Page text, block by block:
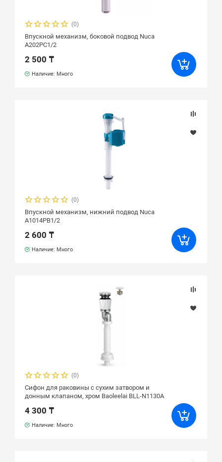
(0)
Впускной механизм, боковой подвод Nuca
A202PC1/2
2 500 ₸
Наличие: Много
(0)
Впускной механизм, нижний подвод Nuca
A1014PB1/2
2 600 ₸
Наличие: Много
(0)
Сифон для раковины с сухим затвором и
донным клапаном, хром Baoleelai BLL-N1130A
4 300 ₸
Наличие: Много